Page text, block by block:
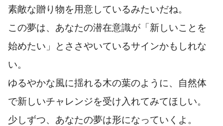
素敵な贈り物を用意しているみたいだね。
この夢は、あなたの潜在意識が「新しいことを
始めたい」とささやいているサインかもしれな
い。
ゆるやかな風に揺れる木の葉のように、自然体
で新しいチャレンジを受け入れてみてほしい。
少しずつ、あなたの夢は形になっていくよ。